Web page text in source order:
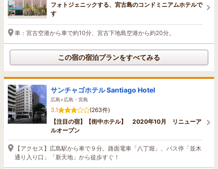
フォトジェニックする、宮古島のコンドミニアムホテルで
す
車：宮古空港から車で約10分、宮古下地島空港から約20分。
この宿の宿泊プランをすべてみる
サンチャゴホテル Santiago Hotel
広島>広島・宮島
3.1
(263件)
【注目の宿】【街中ホテル】 2020年10月 リニューア
ルオープン
【アクセス】広島駅から車で９分。路面電車「八丁堀」、バス停「並木
通り入り口」「新天地」から徒歩すぐ！